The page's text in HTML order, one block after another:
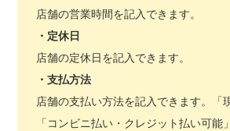
店舗の営業時間を記入できます。
・ 定休日
店舗の定休日を記入できます。
・支払方法
店舗の支払い方法を記入できます。「
「コンビニ払い・クレジット払い可能